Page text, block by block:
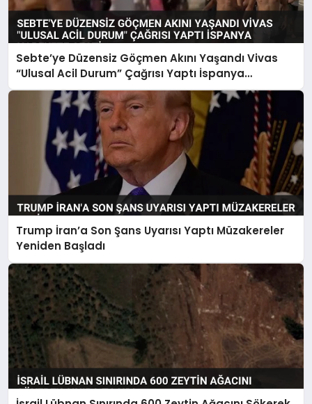
Sebte’ye Düzensiz Göçmen Akını Yaşandı Vivas
“Ulusal Acil Durum” Çağrısı Yaptı İspanya
Harekete Geçti
Trump İran’a Son Şans Uyarısı Yaptı Müzakereler
Yeniden Başladı